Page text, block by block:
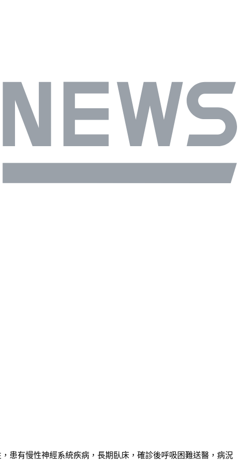
患有慢性神經系統疾病，長期臥床，確診後呼吸困難送醫，病況